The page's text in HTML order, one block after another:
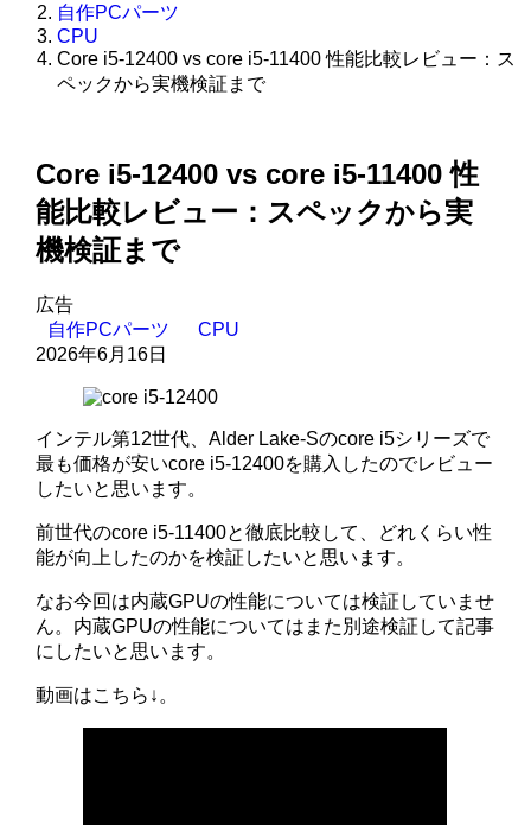
自作PCパーツ
CPU
Core i5-12400 vs core i5-11400 性能比較レビュー：ス
ペックから実機検証まで
Core i5-12400 vs core i5-11400 性
能比較レビュー：スペックから実
機検証まで
広告
自作PCパーツ
CPU
2026年6月16日
インテル第12世代、Alder Lake-Sのcore i5シリーズで
最も価格が安いcore i5-12400を購入したのでレビュー
したいと思います。
前世代のcore i5-11400と徹底比較して、どれくらい性
能が向上したのかを検証したいと思います。
なお今回は内蔵GPUの性能については検証していませ
ん。内蔵GPUの性能についてはまた別途検証して記事
にしたいと思います。
動画はこちら↓。